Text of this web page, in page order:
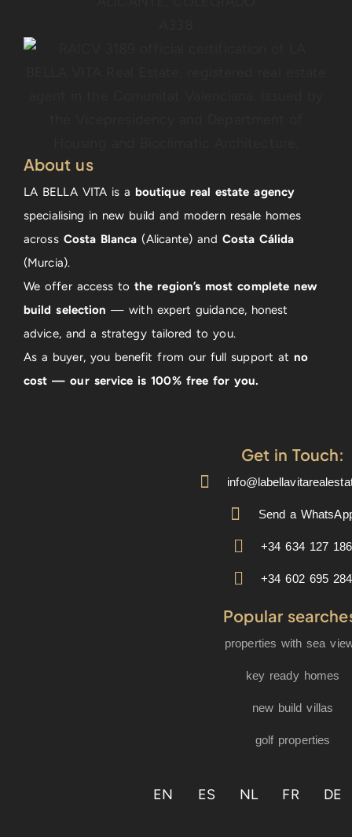
About us
LA BELLA VITA is a boutique real estate agency
specialising in new build and modern resale homes
across Costa Blanca(Alicante) and Costa Cálida
(Murcia).
We offer access tothe region’s most complete new
build selection — with expert guidance, honest
advice, and a strategy tailored to you.
As a buyer, you benefit from our full support at no
cost — our service is 100% free for you.
Get in Touch:
Send a
+34 634 127 186
+34 602 695 284
Popular
properties with sea
key ready homes
new build villas
golf properties
EN ES NL FR DE